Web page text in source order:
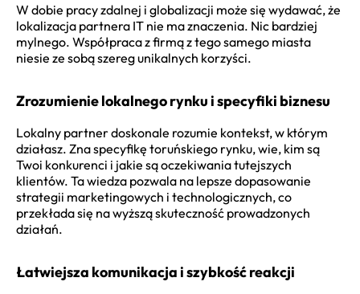
W dobie pracy zdalnej i globalizacji może się wydawać, że
lokalizacja partnera IT nie ma znaczenia. Nic bardziej
mylnego. Współpraca z firmą z tego samego miasta
niesie ze sobą szereg unikalnych korzyści.
Zrozumienie lokalnego rynku i specyfiki biznesu
Lokalny partner doskonale rozumie kontekst, w którym
działasz. Zna specyfikę toruńskiego rynku, wie, kim są
Twoi konkurenci i jakie są oczekiwania tutejszych
klientów. Ta wiedza pozwala na lepsze dopasowanie
strategii marketingowych i technologicznych, co
przekłada się na wyższą skuteczność prowadzonych
działań.
Łatwiejsza komunikacja i szybkość reakcji